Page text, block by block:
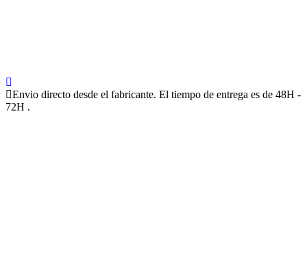
Envio directo desde el fabricante. El tiempo de entrega es de 48H -
72H .